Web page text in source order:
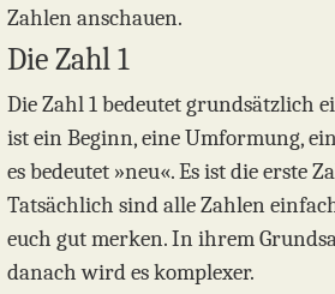
Zahlen anschauen.
Die Zahl 1
Die Zahl 1 bedeutet grundsätzlich
ist ein Beginn, eine Umformung,
es bedeutet »neu«. Es ist die erste
Tatsächlich sind alle Zahlen
euch gut merken. In ihrem
danach wird es komplexer.